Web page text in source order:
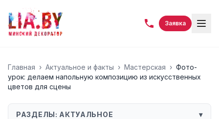
Заявка
Главная › Актуальное и факты › Мастерская › Фото-
урок: делаем напольную композицию из искусственных
цветов для сцены
РАЗДЕЛЫ: АКТУАЛЬНОЕ ▾